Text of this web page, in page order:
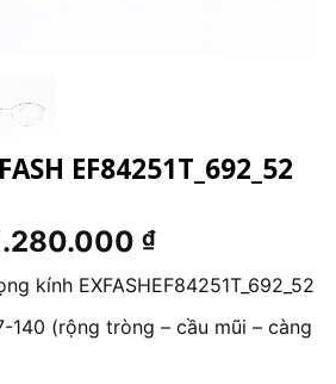
EF84251T_692_52
₫.
₫Giá
hiện
tại
là:
kính EXFASHEF84251T_692_52
140 (rộng tròng – cầu mũi – càng